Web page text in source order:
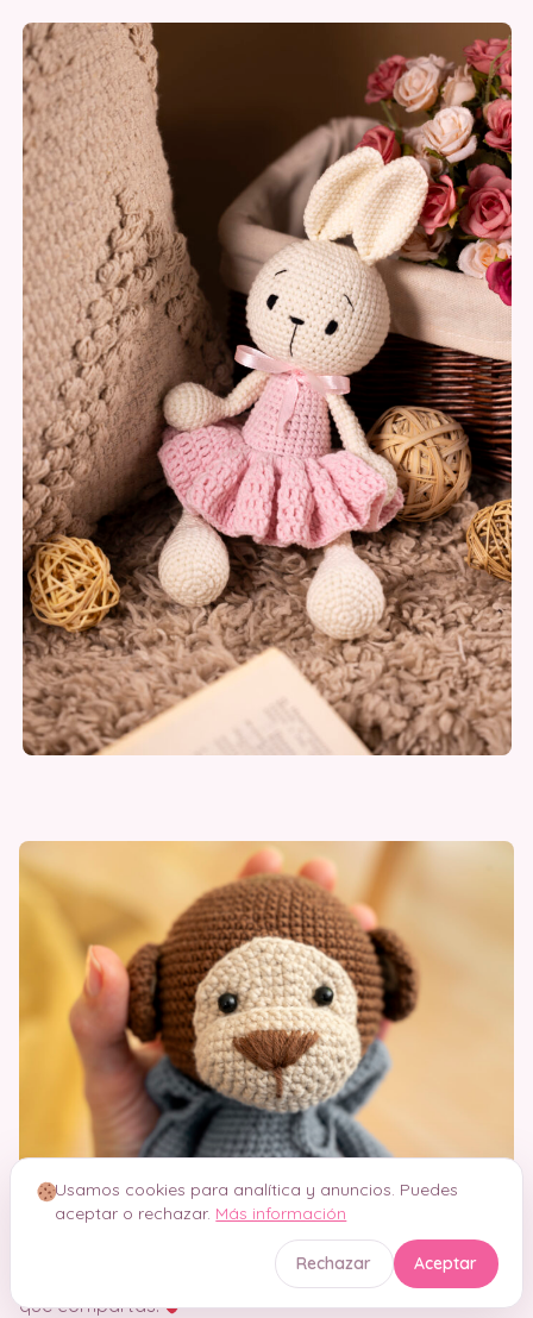
Con estos pasos sencillos, tus amigurumis no solo
lucirán adorables en vivo, ¡sino también en cada foto
que compartas!
Usamos cookies para analítica y anuncios. Puedes
aceptar o rechazar. Más información
Rechazar Aceptar